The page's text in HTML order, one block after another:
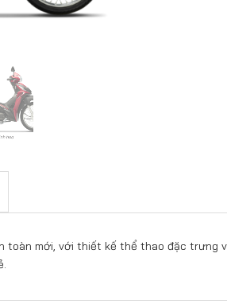
toàn mới, với thiết kế thể thao đặc trưng